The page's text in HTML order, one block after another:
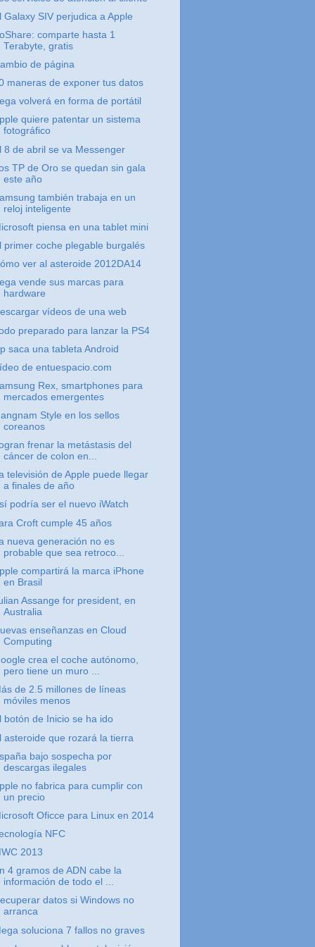
Galaxy SIV perjudica a Apple
comparte hasta 1
Terabyte, gratis
de página
maneras de exponer tus datos
volverá en forma de portátil
quiere patentar un sistema
fotográfico
8 de abril se va Messenger
TP de Oro se quedan sin gala
este año
también trabaja en un
reloj inteligente
piensa en una tablet mini
primer coche plegable burgalés
ver al asteroide 2012DA14
vende sus marcas para
hardware
vídeos de una web
preparado para lanzar la PS4
saca una tableta Android
de entuespacio.com
Rex, smartphones para
mercados emergentes
Style en los sellos
coreanos
frenar la metástasis del
cáncer de colon en...
televisión de Apple puede llegar
a finales de año
podría ser el nuevo iWatch
Croft cumple 45 años
nueva generación no es
probable que sea retroco...
compartirá la marca iPhone
en Brasil
Assange for president, en
Australia
enseñanzas en Cloud
Computing
crea el coche autónomo,
pero tiene un muro ...
de 2.5 millones de líneas
móviles menos
botón de Inicio se ha ido
asteroide que rozará la tierra
bajo sospecha por
descargas ilegales
no fabrica para cumplir con
un precio
Oficce para Linux en 2014
NFC
2013
4 gramos de ADN cabe la
información de todo el ...
datos si Windows no
arranca
soluciona 7 fallos no graves